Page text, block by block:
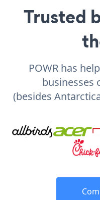
Trusted
POWR has
businesses
(besides